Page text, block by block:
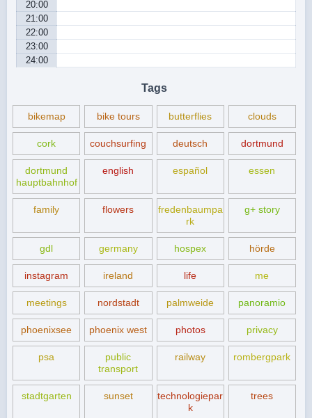
20:00
21:00
22:00
23:00
24:00
Tags
bikemap bike tours butterflies clouds
cork couchsurfing deutsch dortmund
dortmund
hauptbahnhof
english español essen
family flowers
fredenbaumpa
rk
g+ story
gdl germany hospex hörde
instagram ireland life me
meetings nordstadt palmweide panoramio
phoenixsee phoenix west photos privacy
psa
public
transport
railway rombergpark
stadtgarten sunset
technologiepar
k
trees